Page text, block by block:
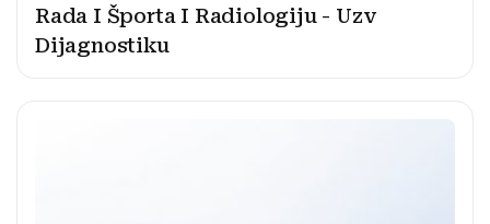
Rada I Športa I Radiologiju - Uzv
Dijagnostiku